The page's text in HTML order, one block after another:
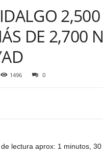
DE 2,700
1496 0
lectura aprox: 1 minutos,